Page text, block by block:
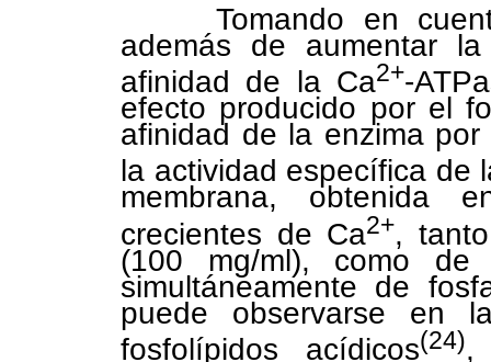
Tomando en cuenta
además de aumentar
afinidad de la Ca2+-
efecto producido por el
afinidad de la enzima
la actividad específica de
membrana, obtenida
crecientes de Ca2+,
(100 mg/ml), como
simultáneamente de
puede observarse en
fosfolípidos acídicos(24),